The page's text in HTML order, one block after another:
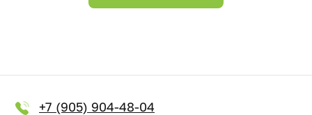
+7 (905) 904-48-04